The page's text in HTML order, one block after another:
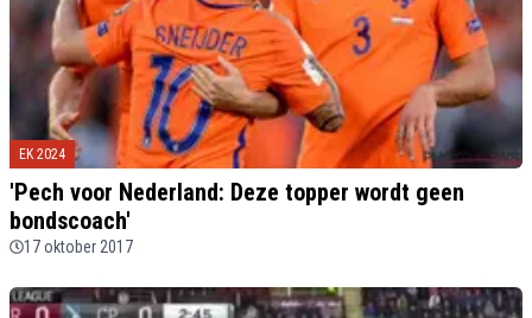
EK 2024
'Pech voor Nederland: Deze topper wordt geen
bondscoach'
17 oktober 2017